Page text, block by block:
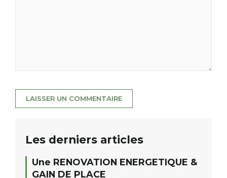
Les derniers articles
Une RENOVATION ENERGETIQUE &
GAIN DE PLACE